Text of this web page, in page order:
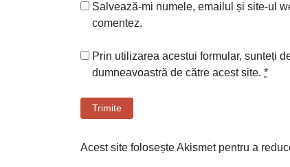
Salvează-mi numele, emailul și site-ul
comentez.
Prin utilizarea acestui formular, sunteți
dumneavoastră de către acest site. *
Trimite
Acest site folosește Akismet pentru a